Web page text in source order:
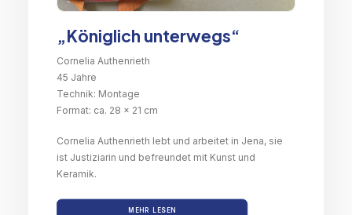
„Königlich unterwegs“
Cornelia Authenrieth
45 Jahre
Technik: Montage
Format: ca. 28 x 21 cm
Cornelia Authenrieth lebt und arbeitet in Jena, sie
ist Justiziarin und befreundet mit Kunst und
Keramik.
MEHR LESEN